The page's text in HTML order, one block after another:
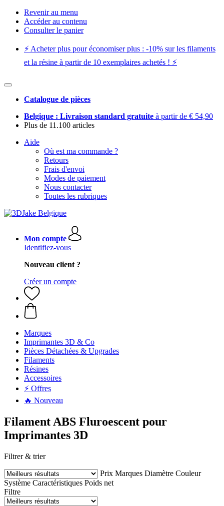
Revenir au menu
Accéder au contenu
Consulter le panier
⚡️ Acheter plus pour économiser plus : -10% sur les filaments
et la résine à partir de 10 exemplaires achetés ! ⚡️
Catalogue de pièces
Belgique : Livraison standard gratuite à partir de € 54,90
Plus de 11.100 articles
Aide
Où est ma commande ?
Retours
Frais d'envoi
Modes de paiement
Nous contacter
Toutes les rubriques
Mon compte
Identifiez-vous
Nouveau client ?
Créer un compte
Marques
Imprimantes 3D & Co
Pièces Détachées & Upgrades
Filaments
Résines
Accessoires
⚡ Offres
🔥 Nouveau
Filament ABS Fluroescent pour
Imprimantes 3D
Filtrer & trier
Prix Marques Diamètre Couleur
Système Caractéristiques Poids net
Filtre